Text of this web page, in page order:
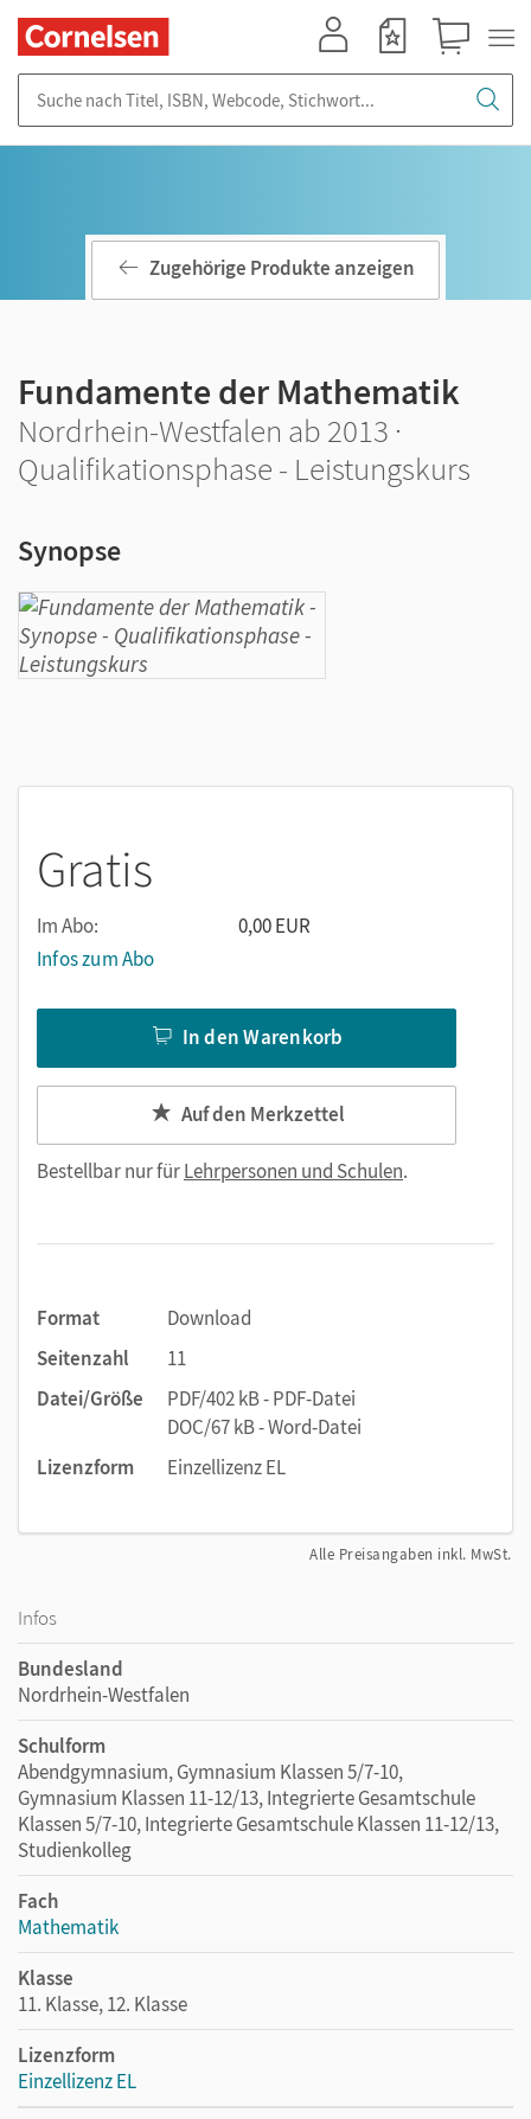
Zugehörige Produkte anzeigen
Fundamente der Mathematik
Nordrhein-Westfalen ab 2013 ·
Qualifikationsphase - Leistungskurs
Synopse
Gratis
Im Abo:
0,00 EUR
Infos zum Abo
In den Warenkorb
Auf den Merkzettel
Bestellbar nur fürLehrpersonen und Schulen.
Format
Download
Seitenzahl
11
Datei/Größe
PDF/402 kB - PDF-Datei
DOC/67 kB - Word-Datei
Lizenzform
Einzellizenz EL
Alle Preisangaben inkl. MwSt.
Infos
Bundesland
Nordrhein-Westfalen
Schulform
Abendgymnasium, Gymnasium Klassen 5/7-10,
Gymnasium Klassen 11-12/13, Integrierte Gesamtschule
Klassen 5/7-10, Integrierte Gesamtschule Klassen 11-12/13,
Studienkolleg
Fach
Mathematik
Klasse
11. Klasse, 12. Klasse
Lizenzform
Einzellizenz EL